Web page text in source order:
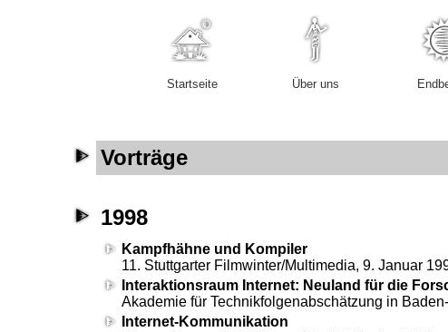
Startseite Über uns
Vorträge
1998
Kampfhähne und Kompiler
11. Stuttgarter Filmwinter/Multimedia, 9. Januar
Interaktionsraum Internet: Neuland für die
Akademie für Technikfolgenabschätzung in
Internet-Kommunikation